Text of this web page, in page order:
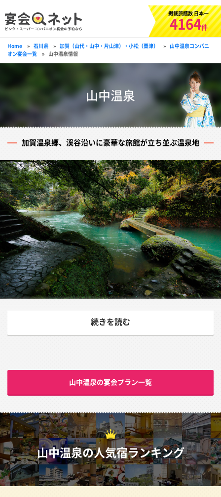
掲載旅館数 日本一
4164件
Home » 石川県 » 加賀（山代・山中・片山津）・小松（粟津） » 山中温泉コンパニ
オン宴会一覧
» 山中温泉情報
山中温泉
加賀温泉郷、渓谷沿いに豪華な旅館が立ち並ぶ温泉地
伝統と歴史、文化、自然のいきづく山中温泉の魅力
泉。鶴仙渓に望んで豪華な旅館が並び立つ北陸随一の湯処
ニ、ブリや甘エビに代表される日本海の幸を堪能できるの
も魅力のひとつ。
山中の温泉は身体の芯までしみわたり、身も心もうるおす
続きを読む
山中温泉の宴会プラン一覧
山中温泉の人気宿ランキング